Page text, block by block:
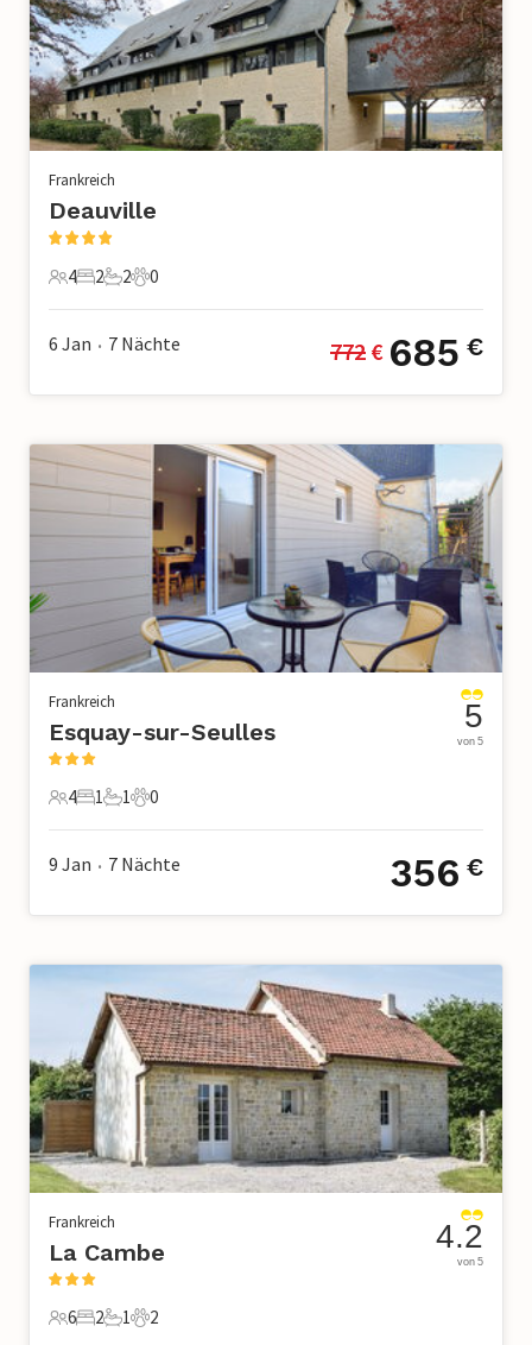
Frankreich
Deauville
4 Gäste
4
2 Schlafzimmer
2
2 Badezimmer
2
0 Haustiere
0
6 Jan • 7 Nächte 772 € 685 €
Frankreich
Esquay-sur-Seulles
4 Gäste
4
1 Schlafzimmer
1
1 Badezimmer
1
0 Haustiere
0
5
von 5
9 Jan • 7 Nächte 356 €
Frankreich
La Cambe
6 Gäste
6
2 Schlafzimmer
2
1 Badezimmer
1
2 Haustiere
2
4.2
von 5